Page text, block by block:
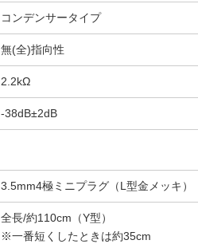
コンデンサータイプ
無(全)指向性
2.2kΩ
-38dB±2dB
3.5mm4極ミニプラグ（L型金メッキ）
全長/約110cm（Y型）
※一番短くしたときは約35cm